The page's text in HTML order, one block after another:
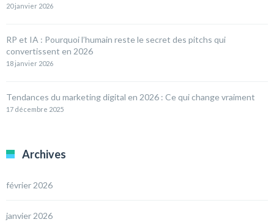
20 janvier 2026
RP et IA : Pourquoi l’humain reste le secret des pitchs qui
convertissent en 2026
18 janvier 2026
Tendances du marketing digital en 2026 : Ce qui change vraiment
17 décembre 2025
Archives
février 2026
janvier 2026